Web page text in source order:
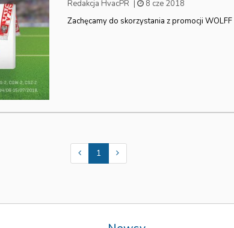
Redakcja HvacPR |
8 cze 2018
Zachęcamy do skorzystania z promocji WOLFF
1